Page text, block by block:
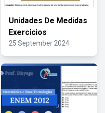
Unidades De Medidas
Exercicios
25 September 2024